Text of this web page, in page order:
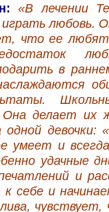
«В лечении
любовь.
что ее
в
делает их
девочки:
умеет и
удачные
и
к себе и